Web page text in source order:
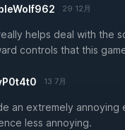
29 12月
helps deal with the
controls that this
13 7月
an extremely annoying
less annoying.